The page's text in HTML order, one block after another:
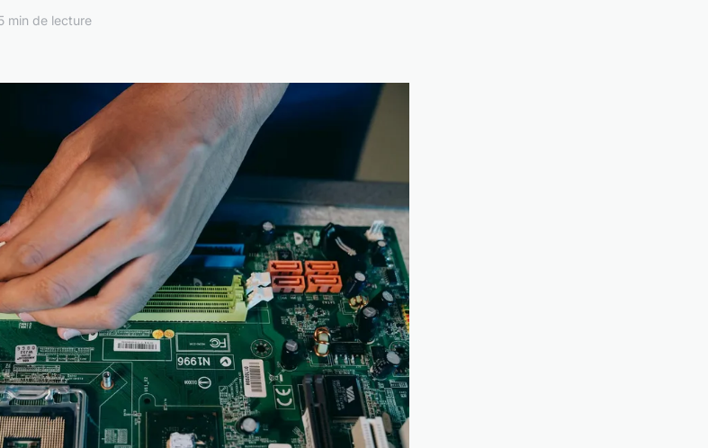
min de lecture